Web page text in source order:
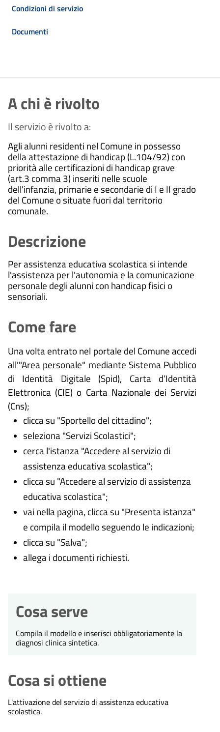
Condizioni di servizio
Documenti
A chi è rivolto
Il servizio è rivolto a:
Agli alunni residenti nel Comune in possesso
della attestazione di handicap (L.104/92) con
priorità alle certificazioni di handicap grave
(art.3 comma 3) inseriti nelle scuole
dell'infanzia, primarie e secondarie di I e II grado
del Comune o situate fuori dal territorio
comunale.
Descrizione
Per assistenza educativa scolastica si intende
l'assistenza per l'autonomia e la comunicazione
personale degli alunni con handicap fisici o
sensoriali.
Come fare
Una volta entrato nel portale del Comune accedi
all'"Area personale" mediante Sistema Pubblico
di Identità Digitale (Spid), Carta d’Identità
Elettronica (CIE) o Carta Nazionale dei Servizi
(Cns);
clicca su "Sportello del cittadino";
seleziona "Servizi Scolastici";
cerca l'istanza "Accedere al servizio di
assistenza educativa scolastica";
clicca su "Accedere al servizio di assistenza
educativa scolastica";
vai nella pagina, clicca su "Presenta istanza"
e compila il modello seguendo le indicazioni;
clicca su "Salva";
allega i documenti richiesti.
Cosa serve
Compila il modello e inserisci obbligatoriamente la
diagnosi clinica sintetica.
Cosa si ottiene
L'attivazione del servizio di assistenza educativa
scolastica.